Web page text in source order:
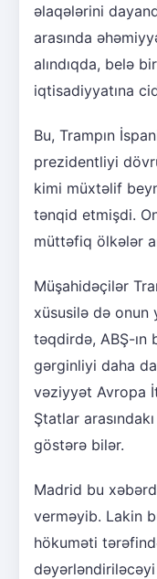
əlaqələrini
arasında
alındıqda, belə
iqtisadiyyatına
Bu, Trampın
prezidentliyi
kimi müxtəlif
tənqid etmişdi.
müttəfiq ölkələr
Müşahidəçilər
xüsusilə də onun
təqdirdə, ABŞ-ın
gərginliyi daha da
vəziyyət Avropa
Ştatlar
göstərə bilər.
Madrid bu
verməyib. Lakin
hökuməti